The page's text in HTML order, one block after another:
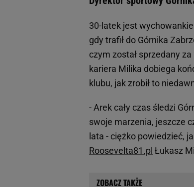
30-latek jest
gdy trafił do Górnika
czym został sprzedany
kariera Milika dobiega
klubu, jak zrobił to
- Arek cały czas śledzi
swoje marzenia, jeszcze
lata - ciężko powiedzieć,
Roosevelta81.pl Łukasz